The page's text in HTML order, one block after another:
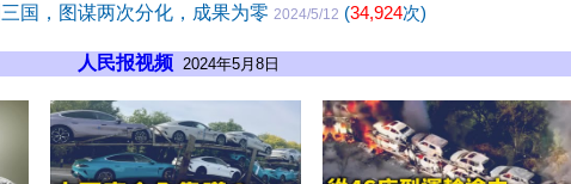
国，图谋两次分化，成果为零 2024/5/12 (34,924次)
人民报视频 2024年5月8日